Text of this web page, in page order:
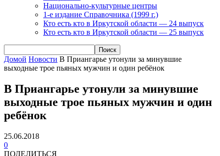
Национально-культурные центры
1-е издание Справочника (1999 г.)
Кто есть кто в Иркутской области — 24 выпуск
Кто есть кто в Иркутской области — 25 выпуск
Домой Новости В Приангарье утонули за минувшие
выходные трое пьяных мужчин и один ребёнок
В Приангарье утонули за минувшие
выходные трое пьяных мужчин и один
ребёнок
25.06.2018
0
ПОДЕЛИТЬСЯ